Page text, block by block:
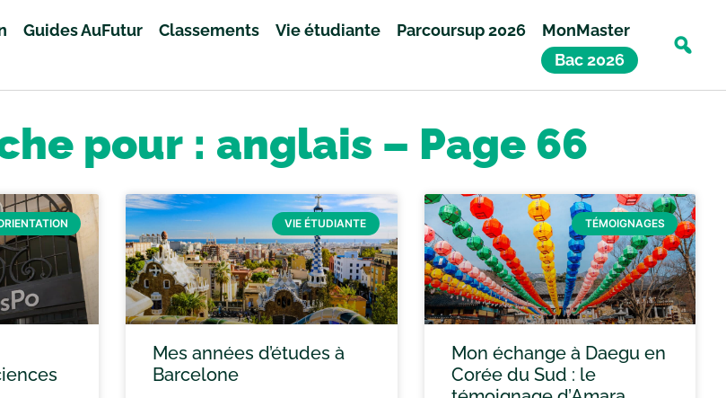
Guides AuFutur Classements Vie étudiante Parcoursup 2026
MonMaster
Bac 2026
pour : anglais – Page 66
VIE ÉTUDIANTE
Mes années d’études à
Barcelone
TÉMOIGNAGES
Mon échange à Daegu en
Corée du Sud : le